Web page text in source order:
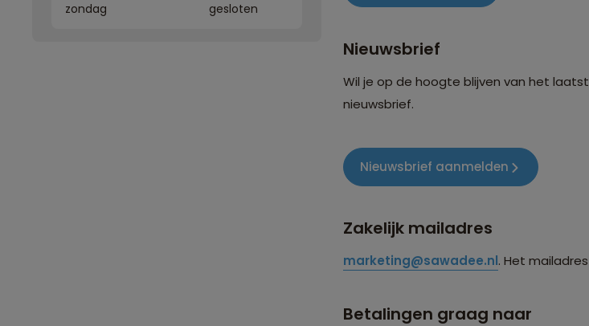
zondag
gesloten
Nieuwsbrief
Wil je op de hoogte blijven van het
nieuwsbrief.
Nieuwsbrief aanmelden
Zakelijk mailadres
marketing@sawadee.nl. Het
Betalingen graag naar